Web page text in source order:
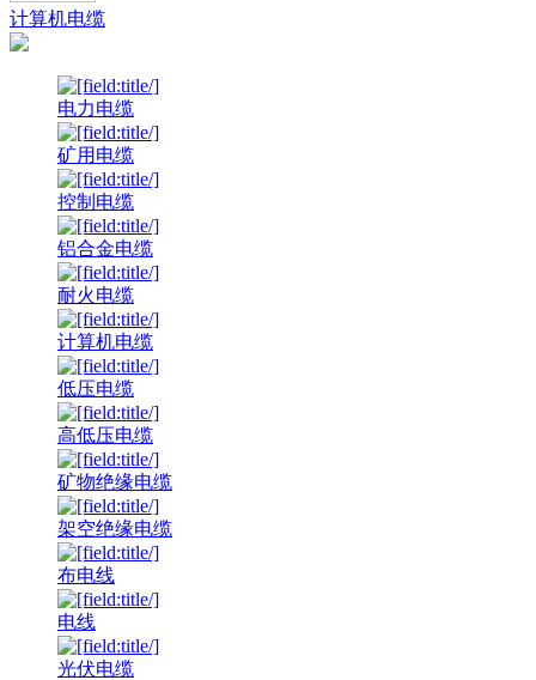
计算机电缆
电力电缆
矿用电缆
控制电缆
铝合金电缆
耐火电缆
计算机电缆
低压电缆
高低压电缆
矿物绝缘电缆
架空绝缘电缆
布电线
电线
光伏电缆